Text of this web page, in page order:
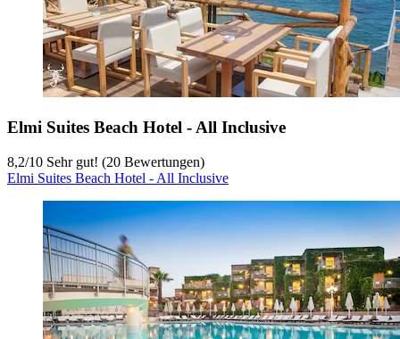
Elmi Suites Beach Hotel - All Inclusive
8,2/10 Sehr gut! (20 Bewertungen)
Elmi Suites Beach Hotel - All Inclusive